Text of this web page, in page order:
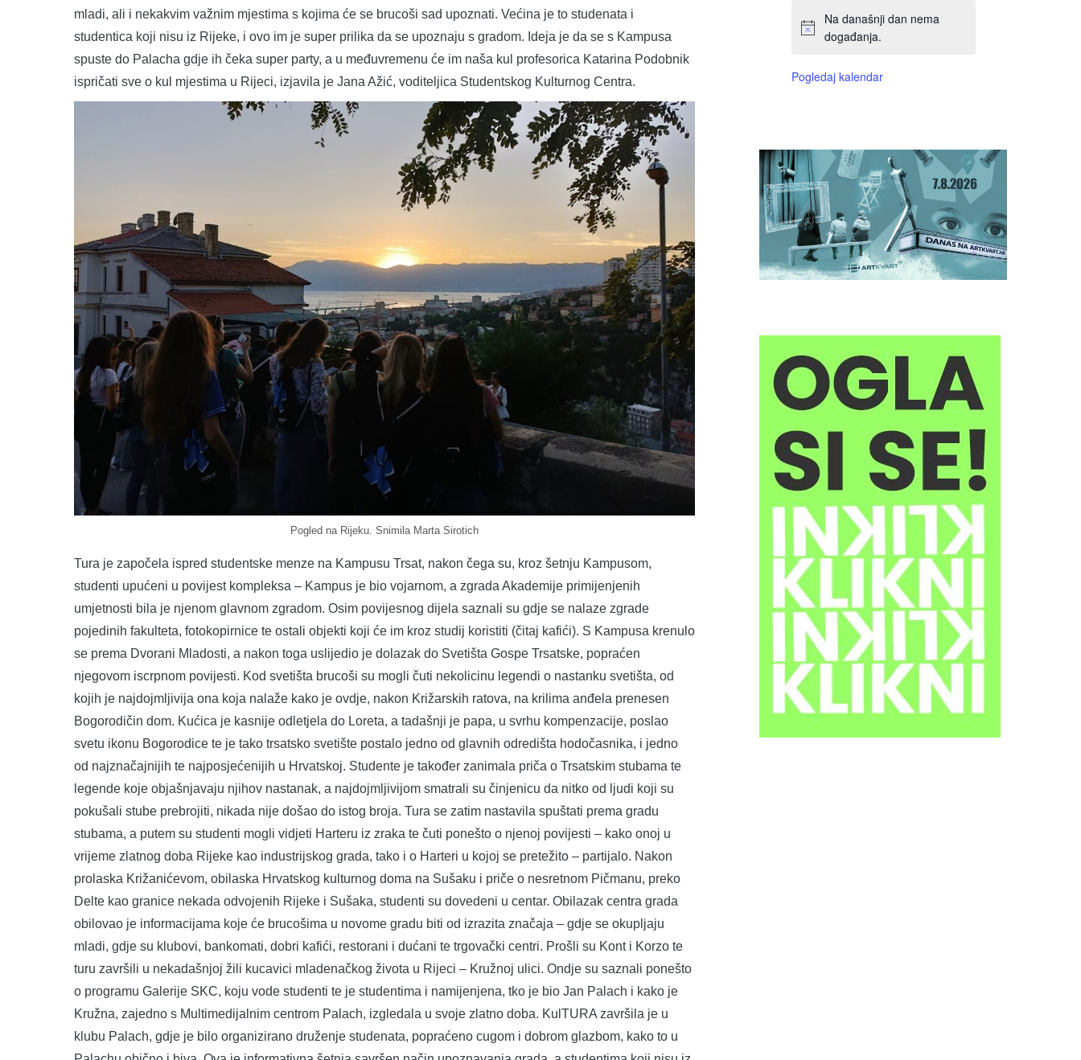
mladi, ali i nekakvim važnim mjestima s kojima će se brucoši sad upoznati. Većina je to studenata i
studentica koji nisu iz Rijeke, i ovo im je super prilika da se upoznaju s gradom. Ideja je da se s Kampusa
spuste do Palacha gdje ih čeka super party, a u međuvremenu će im naša kul profesorica Katarina Podobnik
ispričati sve o kul mjestima u Rijeci, izjavila je Jana Ažić, voditeljica Studentskog Kulturnog Centra.
Pogled na Rijeku. Snimila Marta Sirotich
Tura je započela ispred studentske menze na Kampusu Trsat, nakon čega su, kroz šetnju Kampusom,
studenti upućeni u povijest kompleksa – Kampus je bio vojarnom, a zgrada Akademije primijenjenih
umjetnosti bila je njenom glavnom zgradom. Osim povijesnog dijela saznali su gdje se nalaze zgrade
pojedinih fakulteta, fotokopirnice te ostali objekti koji će im kroz studij koristiti (čitaj kafići). S Kampusa krenulo
se prema Dvorani Mladosti, a nakon toga uslijedio je dolazak do Svetišta Gospe Trsatske, popraćen
njegovom iscrpnom povijesti. Kod svetišta brucoši su mogli čuti nekolicinu legendi o nastanku svetišta, od
kojih je najdojmljivija ona koja nalaže kako je ovdje, nakon Križarskih ratova, na krilima anđela prenesen
Bogorodičin dom. Kućica je kasnije odletjela do Loreta, a tadašnji je papa, u svrhu kompenzacije, poslao
svetu ikonu Bogorodice te je tako trsatsko svetište postalo jedno od glavnih odredišta hodočasnika, i jedno
od najznačajnijih te najposjećenijih u Hrvatskoj. Studente je također zanimala priča o Trsatskim stubama te
legende koje objašnjavaju njihov nastanak, a najdojmljivijom smatrali su činjenicu da nitko od ljudi koji su
pokušali stube prebrojiti, nikada nije došao do istog broja. Tura se zatim nastavila spuštati prema gradu
stubama, a putem su studenti mogli vidjeti Harteru iz zraka te čuti ponešto o njenoj povijesti – kako onoj u
vrijeme zlatnog doba Rijeke kao industrijskog grada, tako i o Harteri u kojoj se pretežito – partijalo. Nakon
prolaska Križanićevom, obilaska Hrvatskog kulturnog doma na Sušaku i priče o nesretnom Pičmanu, preko
Delte kao granice nekada odvojenih Rijeke i Sušaka, studenti su dovedeni u centar. Obilazak centra grada
obilovao je informacijama koje će brucošima u novome gradu biti od izrazita značaja – gdje se okupljaju
mladi, gdje su klubovi, bankomati, dobri kafići, restorani i dućani te trgovački centri. Prošli su Kont i Korzo te
turu završili u nekadašnjoj žili kucavici mladenačkog života u Rijeci – Kružnoj ulici. Ondje su saznali ponešto
o programu Galerije SKC, koju vode studenti te je studentima i namijenjena, tko je bio Jan Palach i kako je
Kružna, zajedno s Multimedijalnim centrom Palach, izgledala u svoje zlatno doba. KulTURA završila je u
klubu Palach, gdje je bilo organizirano druženje studenata, popraćeno cugom i dobrom glazbom, kako to u
Na današnji dan nema
događanja.
Pogledaj kalendar